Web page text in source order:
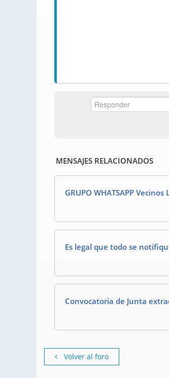
MENSAJES RELACIONADOS
GRUPO WHATSAPP
Es legal que todo se
Convocatoria de Junta
Volver al foro